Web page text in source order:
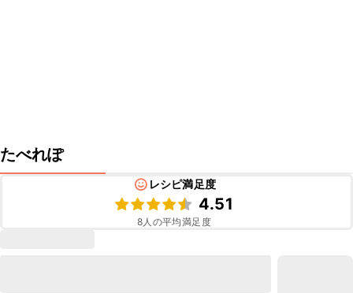
たべれぽ
レシピ満足度
4.51
8人の平均満足度